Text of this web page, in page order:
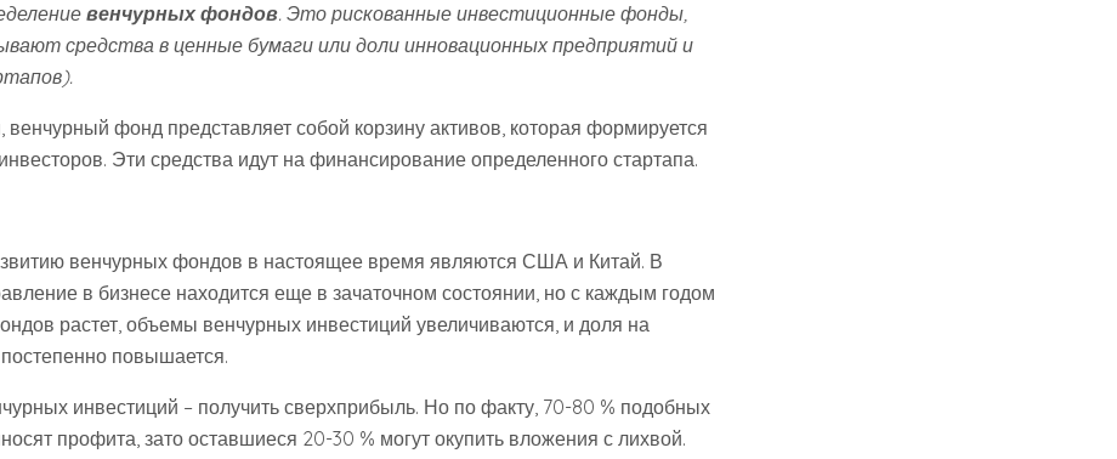
венчурных фондов. Это рискованные инвестиционные фонды,
средства в ценные бумаги или доли инновационных предприятий и
фонд представляет собой корзину активов, которая формируется
Эти средства идут на финансирование определенного стартапа.
венчурных фондов в настоящее время являются США и Китай. В
в бизнесе находится еще в зачаточном состоянии, но с каждым годом
растет, объемы венчурных инвестиций увеличиваются, и доля на
повышается.
инвестиций – получить сверхприбыль. Но по факту, 70-80 % подобных
профита, зато оставшиеся 20-30 % могут окупить вложения с лихвой.